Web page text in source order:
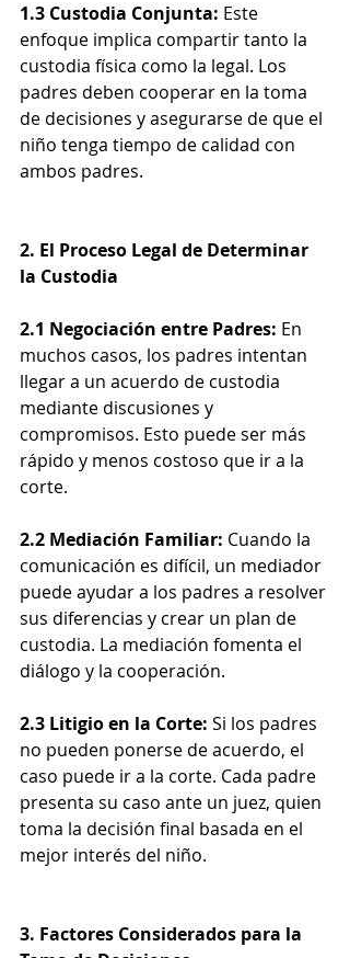
1.3 Custodia Conjunta: Este
enfoque implica compartir tanto la
custodia física como la legal. Los
padres deben cooperar en la toma
de decisiones y asegurarse de que el
niño tenga tiempo de calidad con
ambos padres.
2. El Proceso Legal de Determinar
la Custodia
2.1 Negociación entre Padres: En
muchos casos, los padres intentan
llegar a un acuerdo de custodia
mediante discusiones y
compromisos. Esto puede ser más
rápido y menos costoso que ir a la
corte.
2.2 Mediación Familiar: Cuando la
comunicación es difícil, un mediador
puede ayudar a los padres a resolver
sus diferencias y crear un plan de
custodia. La mediación fomenta el
diálogo y la cooperación.
2.3 Litigio en la Corte: Si los padres
no pueden ponerse de acuerdo, el
caso puede ir a la corte. Cada padre
presenta su caso ante un juez, quien
toma la decisión final basada en el
mejor interés del niño.
3. Factores Considerados para la